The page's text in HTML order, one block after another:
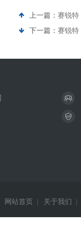
上一篇： 赛锐特
下一篇： 赛锐特
网站首页 关于我们